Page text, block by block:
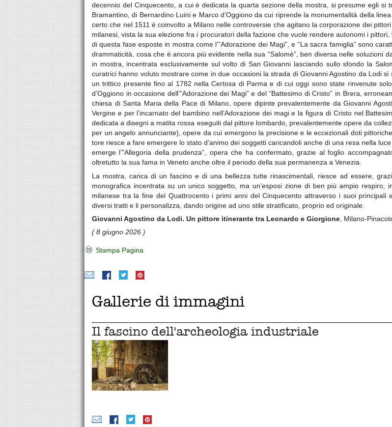
decennio del Cinquecento, a cui è dedicata la quarta sezione della mostra, si presume egli si
Bramantino, di Bernardino Luini e Marco d’Oggiono da cui riprende la monumentalità della
certo che nel 1511 è coinvolto a Milano nelle controversie che agitano la corporazione dei
milanesi, vista la sua elezione fra i procuratori della fazione che vuole rendere autonomi i
di questa fase esposte in mostra come l’”Adorazione dei Magi”, e “La sacra famiglia” sono
drammaticità, cosa che è ancora più evidente nella sua “Salomè”, ben diversa nelle soluzioni
in mostra, incentrata esclusivamente sul volto di San Giovanni lasciando sullo sfondo la
curatrici hanno voluto mostrare come in due occasioni la strada di Giovanni Agostino da Lodi
un trittico presente fino al 1782 nella Certosa di Parma e di cui oggi sono state rinvenute
d’Oggiono in occasione dell’”Adorazione dei Magi” e del “Battesimo di Cristo” in Brera,
chiesa di Santa Maria della Pace di Milano, opere dipinte prevalentemente da Giovanni
Vergine e per l’incarnato del bambino nell’Adorazione dei magi e la figura di Cristo nel
dedicata a disegni a matita rossa eseguiti dal pittore lombardo, prevalentemente opere da
per un angelo annunciante), opere da cui emergono la precisione e le eccezionali doti
tore riesce a fare emergere lo stato d’animo dei soggetti caricandoli anche di una resa nella
emerge l’”Allegoria della prudenza”, opera che ha confermato, grazie al foglio
oltretutto la sua fama in Veneto anche oltre il periodo della sua permanenza a Venezia.
La mostra, carica di un fascino e di una bellezza tutte rinascimentali, riesce ad essere,
monografica incentrata su un unico soggetto, ma un’esposi zione di ben più ampio respiro,
milanese tra la fine del Quattrocento i primi anni del Cinquecento attraverso i suoi principali
diversi tratti e li personalizza, dando origine ad uno stile stratificato, proprio ed originale.
Giovanni Agostino da Lodi. Un pittore itinerante tra Leonardo e Giorgione , Milano-
( 8 giugno 2026 )
Stampa Pagina
Gallerie di immagini
Il fascino dell'archeologia industriale